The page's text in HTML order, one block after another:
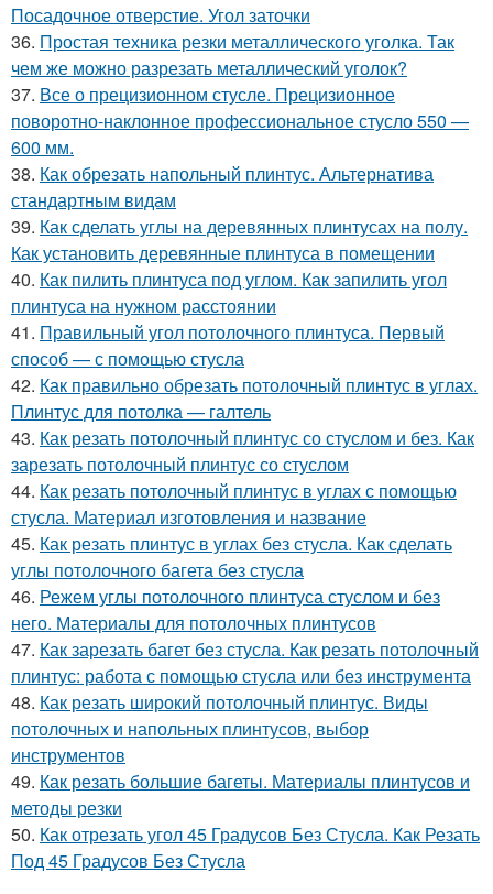
Посадочное отверстие. Угол заточки
36. Простая техника резки металлического уголка. Так
чем же можно разрезать металлический уголок?
37. Все о прецизионном стусле. Прецизионное
поворотно-наклонное профессиональное стусло 550 —
600 мм.
38. Как обрезать напольный плинтус. Альтернатива
стандартным видам
39. Как сделать углы на деревянных плинтусах на полу.
Как установить деревянные плинтуса в помещении
40. Как пилить плинтуса под углом. Как запилить угол
плинтуса на нужном расстоянии
41. Правильный угол потолочного плинтуса. Первый
способ — с помощью стусла
42. Как правильно обрезать потолочный плинтус в углах.
Плинтус для потолка — галтель
43. Как резать потолочный плинтус со стуслом и без. Как
зарезать потолочный плинтус со стуслом
44. Как резать потолочный плинтус в углах с помощью
стусла. Материал изготовления и название
45. Как резать плинтус в углах без стусла. Как сделать
углы потолочного багета без стусла
46. Режем углы потолочного плинтуса стуслом и без
него. Материалы для потолочных плинтусов
47. Как зарезать багет без стусла. Как резать потолочный
плинтус: работа с помощью стусла или без инструмента
48. Как резать широкий потолочный плинтус. Виды
потолочных и напольных плинтусов, выбор
инструментов
49. Как резать большие багеты. Материалы плинтусов и
методы резки
50. Как отрезать угол 45 Градусов Без Стусла. Как Резать
Под 45 Градусов Без Стусла